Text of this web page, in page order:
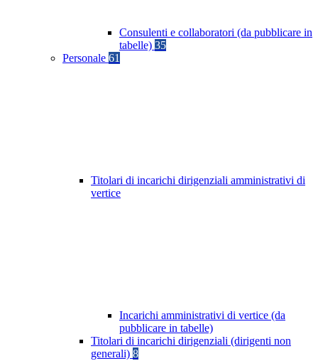
Consulenti e collaboratori (da pubblicare in
tabelle) 35
Personale 61
Titolari di incarichi dirigenziali amministrativi di
vertice
Incarichi amministrativi di vertice (da
pubblicare in tabelle)
Titolari di incarichi dirigenziali (dirigenti non
generali) 8